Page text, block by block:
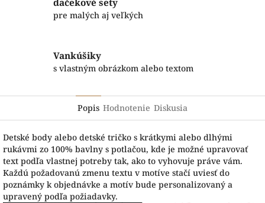
dačekové sety
pre malých aj veľkých
Vankúšiky
s vlastným obrázkom alebo textom
Popis Hodnotenie Diskusia
Detské body alebo detské tričko s krátkymi alebo dlhými
rukávmi zo 100% bavlny s potlačou, kde je možné upravovať
text podľa vlastnej potreby tak, ako to vyhovuje práve vám.
Každú požadovanú zmenu textu v motíve stačí uviesť do
poznámky k objednávke a motív bude personalizovaný a
upravený podľa požiadavky.